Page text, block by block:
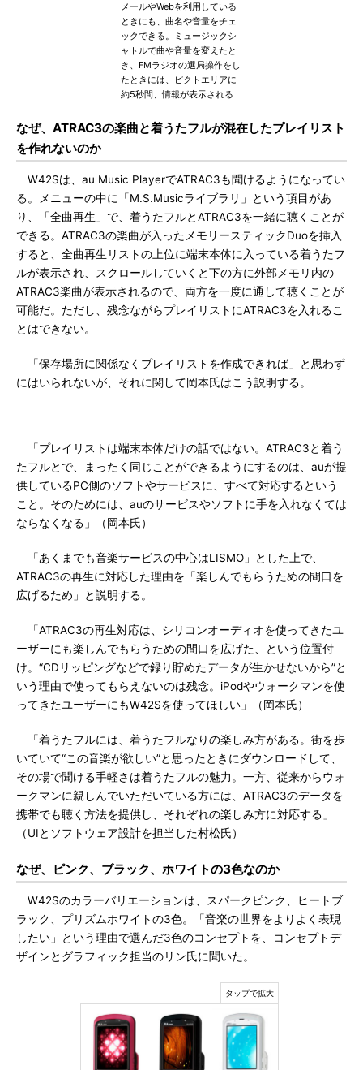
メールやWebを利用している
ときにも、曲名や音量をチェ
ックできる。ミュージックシ
ャトルで曲や音量を変えたと
き、FMラジオの選局操作をし
たときには、ピクトエリアに
約5秒間、情報が表示される
なぜ、ATRAC3の楽曲と着うたフルが混在したプレイリスト
を作れないのか
W42Sは、au Music PlayerでATRAC3も聞けるようになってい
る。メニューの中に「M.S.Musicライブラリ」という項目があ
り、「全曲再生」で、着うたフルとATRAC3を一緒に聴くことが
できる。ATRAC3の楽曲が入ったメモリースティックDuoを挿入
すると、全曲再生リストの上位に端末本体に入っている着うたフ
ルが表示され、スクロールしていくと下の方に外部メモリ内の
ATRAC3楽曲が表示されるので、両方を一度に通して聴くことが
可能だ。ただし、残念ながらプレイリストにATRAC3を入れるこ
とはできない。
「保存場所に関係なくプレイリストを作成できれば」と思わず
にはいられないが、それに関して岡本氏はこう説明する。
「プレイリストは端末本体だけの話ではない。ATRAC3と着う
たフルとで、まったく同じことができるようにするのは、auが提
供しているPC側のソフトやサービスに、すべて対応するという
こと。そのためには、auのサービスやソフトに手を入れなくては
ならなくなる」（岡本氏）
「あくまでも音楽サービスの中心はLISMO」とした上で、
ATRAC3の再生に対応した理由を「楽しんでもらうための間口を
広げるため」と説明する。
「ATRAC3の再生対応は、シリコンオーディオを使ってきたユ
ーザーにも楽しんでもらうための間口を広げた、という位置付
け。“CDリッピングなどで録り貯めたデータが生かせないから”と
いう理由で使ってもらえないのは残念。iPodやウォークマンを使
ってきたユーザーにもW42Sを使ってほしい」（岡本氏）
「着うたフルには、着うたフルなりの楽しみ方がある。街を歩
いていて“この音楽が欲しい”と思ったときにダウンロードして、
その場で聞ける手軽さは着うたフルの魅力。一方、従来からウォ
ークマンに親しんでいただいている方には、ATRAC3のデータを
携帯でも聴く方法を提供し、それぞれの楽しみ方に対応する」
（UIとソフトウェア設計を担当した村松氏）
なぜ、ピンク、ブラック、ホワイトの3色なのか
W42Sのカラーバリエーションは、スパークピンク、ヒートブ
ラック、プリズムホワイトの3色。「音楽の世界をよりよく表現
したい」という理由で選んだ3色のコンセプトを、コンセプトデ
ザインとグラフィック担当のリン氏に聞いた。